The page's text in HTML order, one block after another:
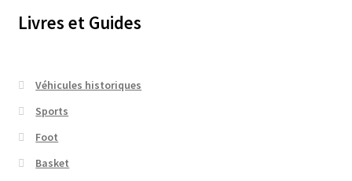
Livres et Guides
Véhicules historiques
Sports
Foot
Basket